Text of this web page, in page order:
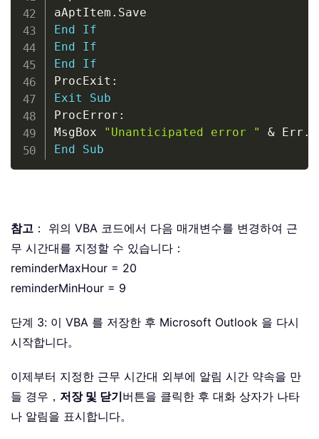
aAptItem .
End
If
End
If
End
If
ProcExit :
Exit
Sub
ProcError :
MsgBox
"Unanticipated error " & Err .
End
Sub
참고 ： 위의 VBA 코드에서 다음 매개변수를 변경하여 근
무 시간대를 지정할 수 있습니다：
reminderMaxHour = 20
reminderMinHour = 9
단계 3: 이 VBA 를 저장한 후 Microsoft Outlook 을 다시
시작합니다。
이제부터 지정한 근무 시간대 외부에 알림 시간 약속을 만
들 경우， 저장 및 닫기버튼을 클릭한 후 대화 상자가 나타
나 알림을 표시합니다。